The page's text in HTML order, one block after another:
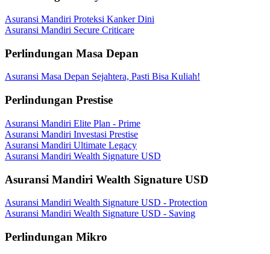
Asuransi Mandiri Proteksi Kanker Dini
Asuransi Mandiri Secure Criticare
Perlindungan Masa Depan
Asuransi Masa Depan Sejahtera, Pasti Bisa Kuliah!
Perlindungan Prestise
Asuransi Mandiri Elite Plan - Prime
Asuransi Mandiri Investasi Prestise
Asuransi Mandiri Ultimate Legacy
Asuransi Mandiri Wealth Signature USD
Asuransi Mandiri Wealth Signature USD
Asuransi Mandiri Wealth Signature USD - Protection
Asuransi Mandiri Wealth Signature USD - Saving
Perlindungan Mikro